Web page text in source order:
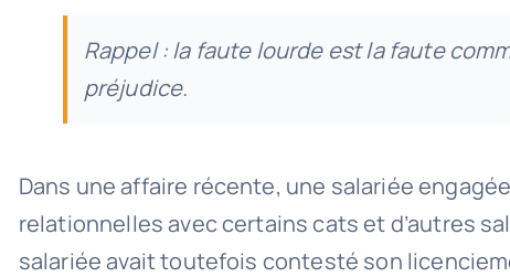
Rappel : la faute lourde est la faute
préjudice.
Dans une affaire récente, une salariée
relationnelles avec certains cats et d’autres
salariée avait toutefois contesté son